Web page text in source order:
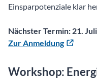
Einsparpotenziale klar
Nächster Termin: 21.
Zur Anmeldung
Workshop: